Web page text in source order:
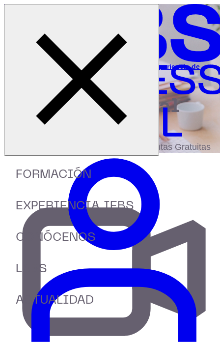
FORMACIÓN
EXPERIENCIA IEBS
CONÓCENOS
LABS
ACTUALIDAD
Inicio
Recursos
Webinar: Las claves del futuro de la experiencia de
bibliotecadigital
Accede a más de 150 Recursos, Guías,
eBooks,Plantillas, Estudios y Herramientas Gratuitas